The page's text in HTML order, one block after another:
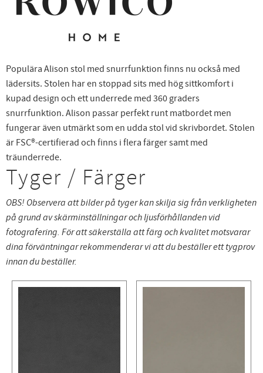
Populära Alison stol med snurrfunktion finns nu också med
lädersits. Stolen har en stoppad sits med hög sittkomfort i
kupad design och ett underrede med 360 graders
snurrfunktion. Alison passar perfekt runt matbordet men
fungerar även utmärkt som en udda stol vid skrivbordet. Stolen
är FSC®-certifierad och finns i flera färger samt med
träunderrede.
Tyger / Färger
OBS! Observera att bilder på tyger kan skilja sig från verkligheten
på grund av skärminställningar och ljusförhållanden vid
fotografering. För att säkerställa att färg och kvalitet motsvarar
dina förväntningar rekommenderar vi att du beställer ett tygprov
innan du beställer.